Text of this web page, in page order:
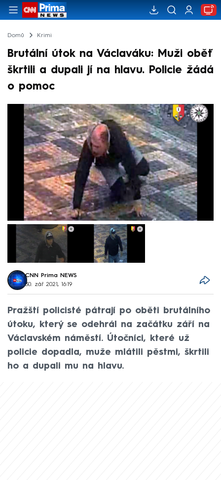
Domů Krimi
Brutální útok na Václaváku: Muži oběť
škrtili a dupali jí na hlavu. Policie žádá
o pomoc
CNN Prima NEWS
30. zář 2021, 16:19
Pražští policisté pátrají po oběti brutálního
útoku, který se odehrál na začátku září na
Václavském náměstí. Útočníci, které už
policie dopadla, muže mlátili pěstmi, škrtili
ho a dupali mu na hlavu.